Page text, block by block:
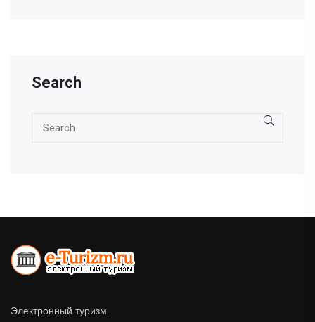
Search
Электронный туризм.